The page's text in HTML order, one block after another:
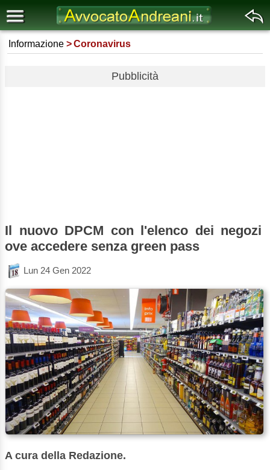
Informazione Coronavirus
Pubblicità
Il nuovo DPCM con l'elenco dei negozi
ove accedere senza green pass
Lun 24 Gen 2022
A cura della Redazione.